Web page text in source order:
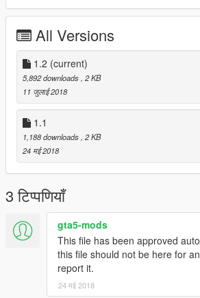
All Versions
1.2 (current)
5,892 downloads, 2 KB
11 जुलाई 2018
1.1
1,188 downloads, 2 KB
24 मई 2018
3 टिप्पणियाँ
gta5-mods
This file has been approved
this file should not be here for
report it.
24 मई 2018